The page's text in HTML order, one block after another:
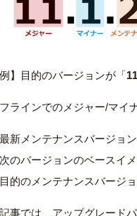
例】目的のバージョンが「
ラインでのメジャー/マイ
新メンテナンスバージ
のバージョンのベースイ
的のメンテナンスバー
事では、アップグレード